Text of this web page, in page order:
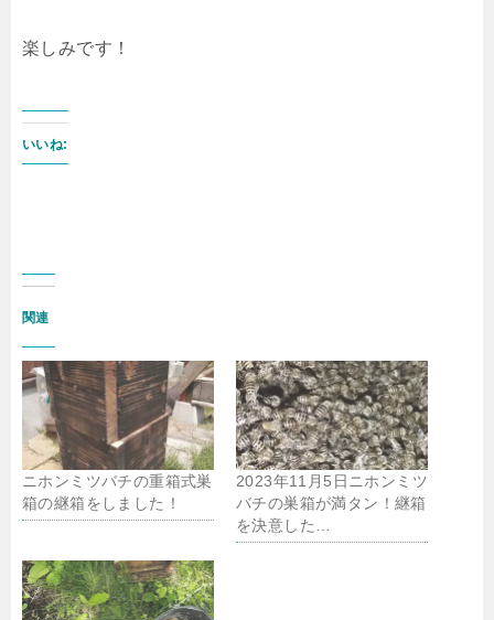
楽しみです！
いいね:
関連
ニホンミツバチの重箱式巣
箱の継箱をしました！
2023年11月5日ニホンミツ
バチの巣箱が満タン！継箱
を決意した…